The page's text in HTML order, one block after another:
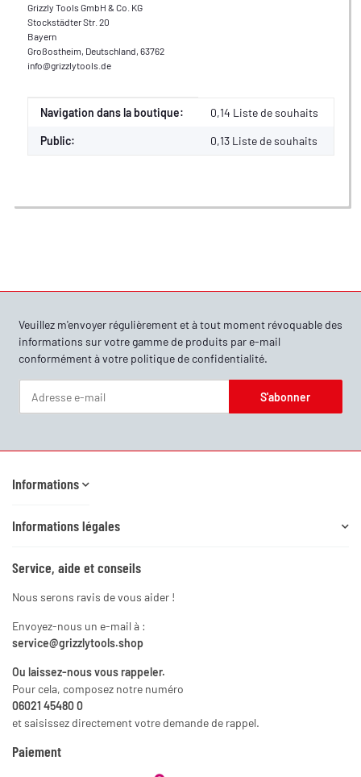
Grizzly Tools GmbH & Co. KG
Stockstädter Str. 20
Bayern
Großostheim, Deutschland, 63762
info@grizzlytools.de
Valeur
Fabricant
Navigation dans la boutique: 0,14 Liste de souhaits
Public: 0,13 Liste de souhaits
Veuillez m'envoyer régulièrement et à tout moment révoquable des
informations sur votre gamme de produits par e-mail
conformément à votre politique de confidentialité.
S'abonner
Informations
Informations légales
Service, aide et conseils
Nous serons ravis de vous aider !
Envoyez-nous un e-mail à :
service@grizzlytools.shop
Ou laissez-nous vous rappeler.
Pour cela, composez notre numéro
06021 45480 0
et saisissez directement votre demande de rappel.
Paiement